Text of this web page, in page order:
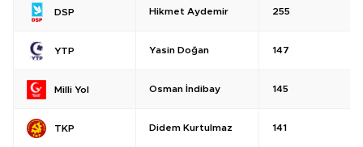
DSP Hikmet Aydemir 255
YTP Yasin Doğan 147
Milli Yol Osman İndibay 145
TKP Didem Kurtulmaz 141